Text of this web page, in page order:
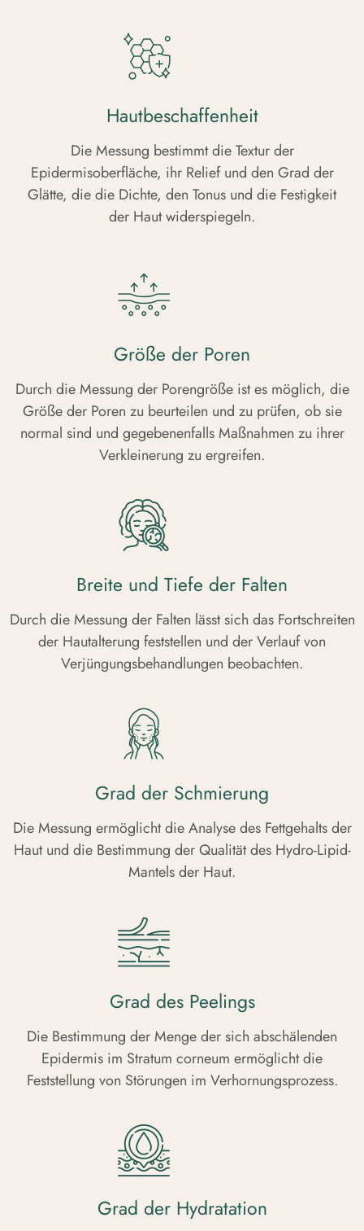
Hautbeschaffenheit
Die Messung bestimmt die Textur der
Epidermisoberfläche, ihr Relief und den Grad der
Glätte, die die Dichte, den Tonus und die Festigkeit
der Haut widerspiegeln.
Größe der Poren
Durch die Messung der Porengröße ist es möglich, die
Größe der Poren zu beurteilen und zu prüfen, ob sie
normal sind und gegebenenfalls Maßnahmen zu ihrer
Verkleinerung zu ergreifen.
Breite und Tiefe der Falten
Durch die Messung der Falten lässt sich das Fortschreiten
der Hautalterung feststellen und der Verlauf von
Verjüngungsbehandlungen beobachten.
Grad der Schmierung
Die Messung ermöglicht die Analyse des Fettgehalts der
Haut und die Bestimmung der Qualität des Hydro-Lipid-
Mantels der Haut.
Grad des Peelings
Die Bestimmung der Menge der sich abschälenden
Epidermis im Stratum corneum ermöglicht die
Feststellung von Störungen im Verhornungsprozess.
Grad der Hydratation